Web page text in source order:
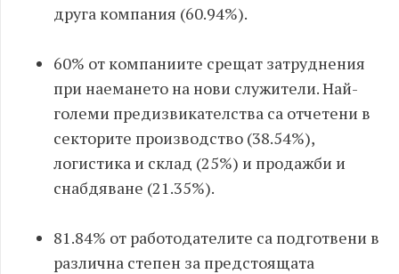
друга компания (60.94%).
60% от компаниите срещат затруднения
при наемането на нови служители. Най-
големи предизвикателства са отчетени в
секторите производство (38.54%),
логистика и склад (25%) и продажби и
снабдяване (21.35%).
81.84% от работодателите са подготвени в
различна степен за предстоящата